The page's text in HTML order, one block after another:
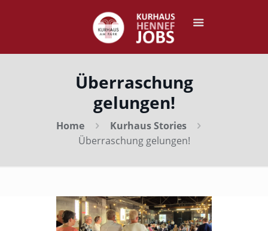
Überraschung
gelungen!
Home
Kurhaus Stories
Überraschung gelungen!